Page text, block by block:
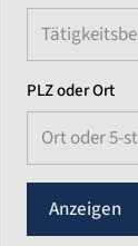
PLZ oder Ort
Ort oder 5-